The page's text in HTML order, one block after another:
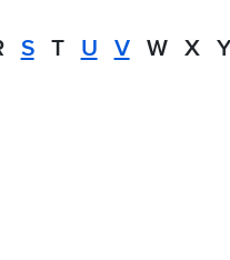
ST U VW X